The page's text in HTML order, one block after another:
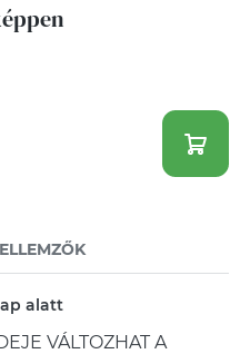
alatt
VÁLTOZHAT A